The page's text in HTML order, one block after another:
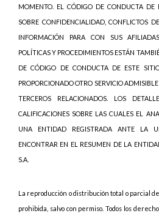
MOMENTO. EL CÓDIGO DE CONDUCTA DE
SOBRE CONFIDENCIALIDAD, CONFLICTOS
INFORMACIÓN PARA CON SUS
POLÍTICAS Y PROCEDIMIENTOS ESTÁN
DE CÓDIGO DE CONDUCTA DE ESTE
PROPORCIONADO OTRO SERVICIO
TERCEROS RELACIONADOS. LOS
CALIFICACIONES SOBRE LAS CUALES EL
UNA ENTIDAD REGISTRADA ANTE LA
ENCONTRAR EN EL RESUMEN DE LA
S.A.
La reproducción o distribución total o parcial
prohibida, salvo con permiso. Todos los